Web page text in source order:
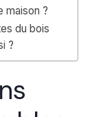
maison ?
du bois
?